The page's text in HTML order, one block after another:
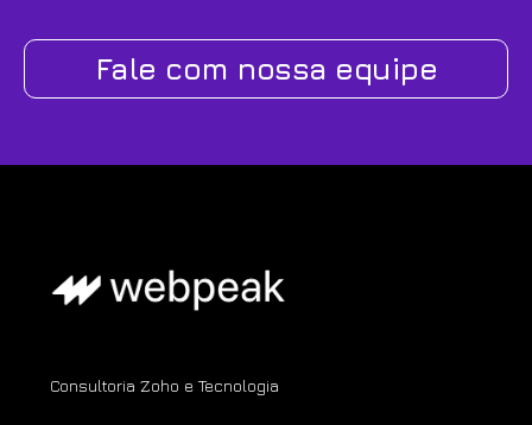
Fale com nossa equipe
Consultoria Zoho e Tecnologia